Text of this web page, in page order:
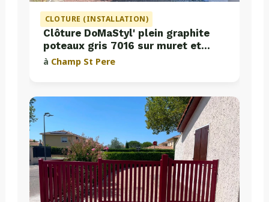
CLOTURE (INSTALLATION)
Clôture DoMaStyl' plein graphite
poteaux gris 7016 sur muret et
portail coulissant Classic Strong
à Champ St Pere